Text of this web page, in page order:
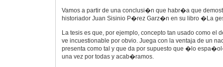
Vamos a partir de una conclusi�n que habr�a que
historiador Juan Sisinio P�rez Garz�n en su libro �La
La tesis es que, por ejemplo, concepto tan usado como
ve incuestionable por obvio. Juega con la ventaja de un
presenta como tal y que da por supuesto que �lo
una vez por todas y acab�ramos.